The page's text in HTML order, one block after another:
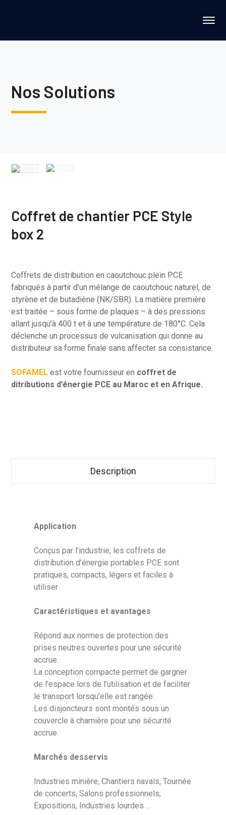
Nos Solutions
Coffret de chantier PCE Style
box 2
Coffrets de distribution en caoutchouc plein PCE
fabriqués à partir d’un mélange de caoutchouc naturel, de
styrène et de butadiène (NK/SBR). La matière première
est traitée – sous forme de plaques – à des pressions
allant jusqu’à 400 t et à une température de 180°C. Cela
déclenche un processus de vulcanisation qui donne au
distributeur sa forme finale sans affecter sa consistance.
SOFAMEL est votre fournisseur en coffret de
ditributions d’énergie PCE au Maroc et en Afrique.
Description
Application
Conçus par l’industrie, les coffrets de
distribution d’énergie portables PCE sont
pratiques, compacts, légers et faciles à
utiliser.
Caractéristiques et avantages
Répond aux normes de protection des
prises neutres ouvertes pour une sécurité
accrue.
La conception compacte permet de gargner
de l’espace lors de l’utilisation et de faciliter
le transport lorsqu’elle est rangée.
Les disjoncteurs sont montés sous un
couvercle à charnière pour une sécurité
accrue.
Marchés desservis
Industries minière, Chantiers navals, Tournée
de concerts, Salons professionnels,
Expositions, Industries lourdes …